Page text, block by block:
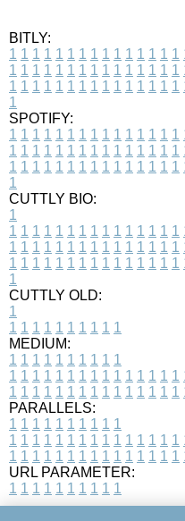
BITLY:
1 1 1 1 1 1 1 1 1 1 1 1 1 1 1
1 1 1 1 1 1 1 1 1 1 1 1 1 1 1
1 1 1 1 1 1 1 1 1 1 1 1 1 1 1
1
SPOTIFY:
1 1 1 1 1 1 1 1 1 1 1 1 1 1 1
1 1 1 1 1 1 1 1 1 1 1 1 1 1 1
1 1 1 1 1 1 1 1 1 1 1 1 1 1 1
1
CUTTLY BIO:
1
1 1 1 1 1 1 1 1 1 1 1 1 1 1 1
1 1 1 1 1 1 1 1 1 1 1 1 1 1 1
1 1 1 1 1 1 1 1 1 1 1 1 1 1 1
1
CUTTLY OLD:
1
1 1 1 1 1 1 1 1 1 1
MEDIUM:
1 1 1 1 1 1 1 1 1 1
1 1 1 1 1 1 1 1 1 1 1 1 1 1 1
1 1 1 1 1 1 1 1 1 1 1 1 1 1 1
PARALLELS:
1 1 1 1 1 1 1 1 1 1
1 1 1 1 1 1 1 1 1 1 1 1 1 1 1
1 1 1 1 1 1 1 1 1 1 1 1 1 1 1
URL PARAMETER:
1 1 1 1 1 1 1 1 1 1